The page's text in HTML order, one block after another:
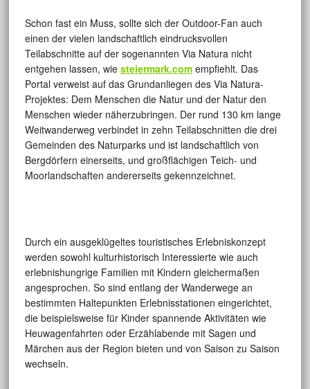
Schon fast ein Muss, sollte sich der Outdoor-Fan auch
einen der vielen landschaftlich eindrucksvollen
Teilabschnitte auf der sogenannten Via Natura nicht
entgehen lassen, wie steiermark.comempfiehlt. Das
Portal verweist auf das Grundanliegen des Via Natura-
Projektes: Dem Menschen die Natur und der Natur den
Menschen wieder näherzubringen. Der rund 130 km lange
Weitwanderweg verbindet in zehn Teilabschnitten die drei
Gemeinden des Naturparks und ist landschaftlich von
Bergdörfern einerseits, und großflächigen Teich- und
Moorlandschaften andererseits gekennzeichnet.
Durch ein ausgeklügeltes touristisches Erlebniskonzept
werden sowohl kulturhistorisch Interessierte wie auch
erlebnishungrige Familien mit Kindern gleichermaßen
angesprochen. So sind entlang der Wanderwege an
bestimmten Haltepunkten Erlebnisstationen eingerichtet,
die beispielsweise für Kinder spannende Aktivitäten wie
Heuwagenfahrten oder Erzählabende mit Sagen und
Märchen aus der Region bieten und von Saison zu Saison
wechseln.